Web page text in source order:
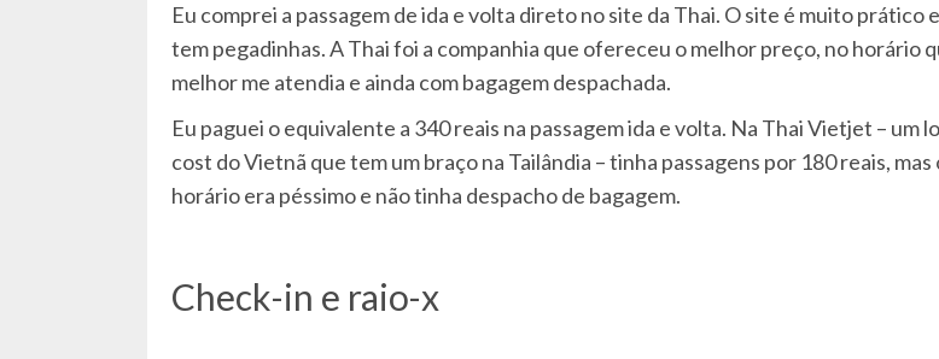
Eu comprei a passagem de ida e volta direto no site da Thai. O site é muito prático
tem pegadinhas. A Thai foi a companhia que ofereceu o melhor preço, no horário
melhor me atendia e ainda com bagagem despachada.
Eu paguei o equivalente a 340 reais na passagem ida e volta. Na Thai Vietjet – um
cost do Vietnã que tem um braço na Tailândia – tinha passagens por 180 reais, mas
horário era péssimo e não tinha despacho de bagagem.
Check-in e raio-x